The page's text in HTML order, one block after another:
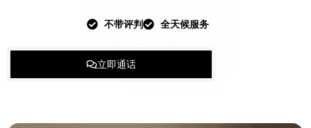
不带评判 全天候服务
立即通话